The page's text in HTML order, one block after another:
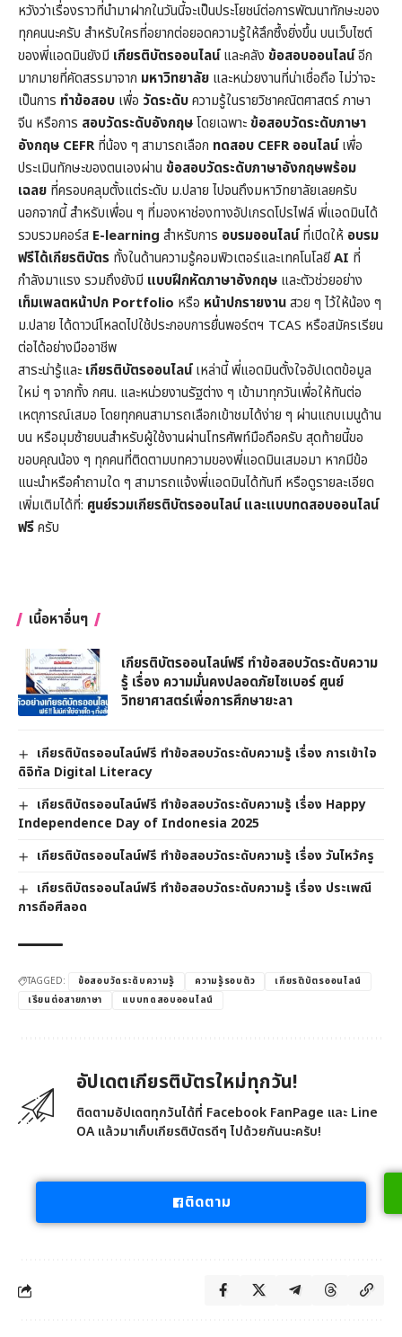
หวังว่าเรื่องราวที่นำมาฝากในวันนี้จะเป็นประโยชน์ต่อการพัฒนาทักษะของ
ทุกคนนะครับ สำหรับใครที่อยากต่อยอดความรู้ให้ลึกซึ้งยิ่งขึ้น บนเว็บไซต์
ของพี่แอดมินยังมี เกียรติบัตรออนไลน์และคลัง ข้อสอบออนไลน์อีก
มากมายที่คัดสรรมาจาก มหาวิทยาลัย และหน่วยงานที่น่าเชื่อถือ ไม่ว่าจะ
เป็นการ ทำข้อสอบ เพื่อ วัดระดับความรู้ในรายวิชาคณิตศาสตร์ภาษา
จีน หรือการ สอบวัดระดับอังกฤษโดยเฉพาะข้อสอบวัดระดับภาษา
อังกฤษ CEFRที่น้อง ๆ สามารถเลือก ทดสอบ CEFR ออนไลน์เพื่อ
ประเมินทักษะของตนเองผ่าน ข้อสอบวัดระดับภาษาอังกฤษพร้อม
เฉลย ที่ครอบคลุมตั้งแต่ระดับ ม.ปลาย ไปจนถึงมหาวิทยาลัยเลยครับ
นอกจากนี้ สำหรับเพื่อน ๆ ที่มองหาช่องทางอัปเกรดโปรไฟล์ พี่แอดมินได้
รวบรวมคอร์ส E-learning สำหรับการ อบรมออนไลน์ที่เปิดให้ อบรม
ฟรีได้เกียรติบัตร ทั้งในด้านความรู้คอมพิวเตอร์และเทคโนโลยีAI ที่
กำลังมาแรง รวมถึงยังมี แบบฝึกหัดภาษาอังกฤษ และตัวช่วยอย่าง
เท็มเพลตหน้าปก Portfolio หรือ หน้าปกรายงานสวย ๆ ไว้ให้น้อง ๆ
ม.ปลาย ได้ดาวน์โหลดไปใช้ประกอบการยื่นพอร์ตฯ TCAS หรือสมัครเรียน
ต่อได้อย่างมืออาชีพ
สาระน่ารู้และ เกียรติบัตรออนไลน์เหล่านี้ พี่แอดมินตั้งใจอัปเดตข้อมูล
ใหม่ ๆ จากทั้ง กศน. และหน่วยงานรัฐต่าง ๆ เข้ามาทุกวันเพื่อให้ทันต่อ
เหตุการณ์เสมอ โดยทุกคนสามารถเลือกเข้าชมได้ง่าย ๆ ผ่านแถบเมนูด้าน
บน หรือมุมซ้ายบนสำหรับผู้ใช้งานผ่านโทรศัพท์มือถือครับ สุดท้ายนี้ขอ
ขอบคุณน้อง ๆ ทุกคนที่ติดตามบทความของพี่แอดมินเสมอมา หากมีข้อ
แนะนำหรือคำถามใด ๆ สามารถแจ้งพี่แอดมินได้ทันที หรือดูรายละเอียด
เพิ่มเติมได้ที่: ศูนย์รวมเกียรติบัตรออนไลน์ และแบบทดสอบออนไลน์
ฟรีครับ
เนื้อหาอื่นๆ
เกียรติบัตรออนไลน์ฟรี ทำข้อสอบวัดระดับความ
รู้ เรื่อง ความมั่นคงปลอดภัยไซเบอร์ ศูนย์
วิทยาศาสตร์เพื่อการศึกษายะลา
เกียรติบัตรออนไลน์ฟรี ทำข้อสอบวัดระดับความรู้ เรื่อง การเข้าใจ
ดิจิทัล Digital Literacy
เกียรติบัตรออนไลน์ฟรี ทำข้อสอบวัดระดับความรู้ เรื่อง Happy
Independence Day of Indonesia 2025
เกียรติบัตรออนไลน์ฟรี ทำข้อสอบวัดระดับความรู้ เรื่อง วันไหว้ครู
เกียรติบัตรออนไลน์ฟรี ทำข้อสอบวัดระดับความรู้ เรื่อง ประเพณี
การถือศีลอด
TAGGED: ข้อสอบวัดระดับความรู้ ความรู้รอบตัว
เกียรติบัตรออนไลน์
เรียนต่อสายภาษา
แบบทดสอบออนไลน์
อัปเดตเกียรติบัตรใหม่ทุกวัน!
ติดตามอัปเดตทุกวันได้ที่ Facebook FanPage และ Line
OA แล้วมาเก็บเกียรติบัตรดีๆ ไปด้วยกันนะครับ!
ติดตาม